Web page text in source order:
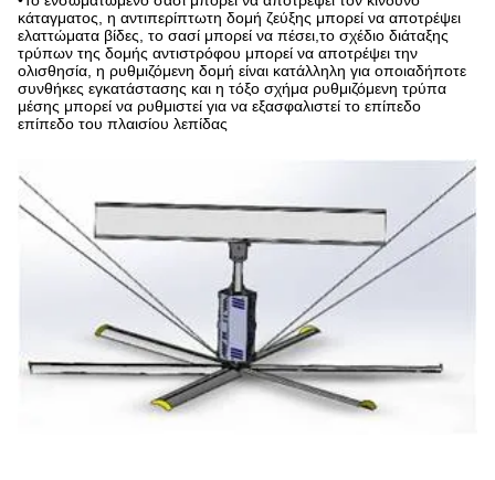
κάταγματος, η αντιπερίπτωτη δομή ζεύξης μπορεί να αποτρέψει
ελαττώματα βίδες, το σασί μπορεί να πέσει,το σχέδιο διάταξης
τρύπων της δομής αντιστρόφου μπορεί να αποτρέψει την
ολισθησία, η ρυθμιζόμενη δομή είναι κατάλληλη για οποιαδήποτε
συνθήκες εγκατάστασης και η τόξο σχήμα ρυθμιζόμενη τρύπα
μέσης μπορεί να ρυθμιστεί για να εξασφαλιστεί το επίπεδο
επίπεδο του πλαισίου λεπίδας